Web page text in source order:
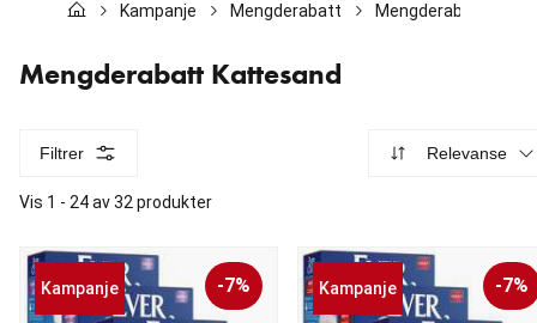
Katt
Andre dyr
Merker
Kampanje Mengderabatt Mengderabatt
Mengderabatt Kattesand
Filtrer Relevanse
Vis 1 - 24 av 32 produkter
Kampanje -7% Kampanje -7%